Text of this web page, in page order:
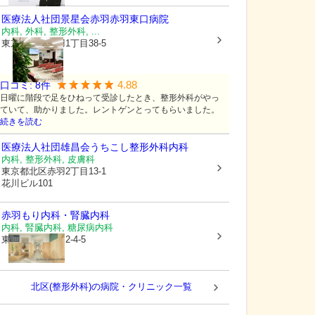
医療法人社団景星会赤羽赤羽東口病院
内科, 外科, 整形外科, ...
東京都北区赤羽1丁目38-5
口コミ:8件 4.88
日曜に階段で足をひねって受診したとき、整形外科がやっ
ていて、助かりました。レントゲンとってもらいました。
続きを読む
医療法人社団雄昌会うちこし整形外科内科
内科, 整形外科, 皮膚科
東京都北区赤羽2丁目13-1
花川ビル101
赤羽もり内科・腎臓内科
内科, 腎臓内科, 糖尿病内科
東京都北区赤羽2-4-5
北区(整形外科)の病院・クリニック一覧